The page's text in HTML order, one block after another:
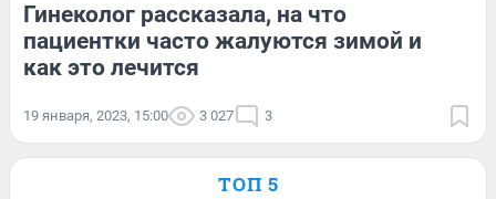
Гинеколог рассказала, на что
пациентки часто жалуются зимой и
как это лечится
19 января, 2023, 15:00 3 027 3
ТОП 5